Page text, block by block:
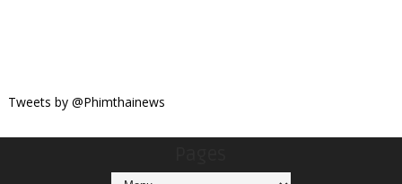
Tweets by @Phimthainews